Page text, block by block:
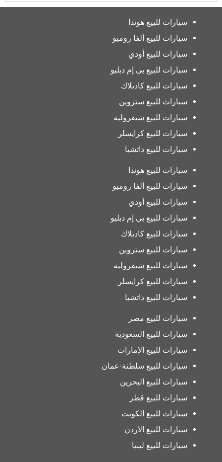
سيارات للبيع هوندا
سيارات للبيع ألفا روميو
سيارات للبيع أودي
سيارات للبيع بي إم دبليو
سيارات للبيع كاديلاك
سيارات للبيع ستروين
سيارات للبيع شيفروليه
سيارات للبيع كرايسلر
سيارات للبيع داتشيا
سيارات للبيع هوندا
سيارات للبيع ألفا روميو
سيارات للبيع أودي
سيارات للبيع بي إم دبليو
سيارات للبيع كاديلاك
سيارات للبيع ستروين
سيارات للبيع شيفروليه
سيارات للبيع كرايسلر
سيارات للبيع داتشيا
سيارات للبيع مصر
سيارات للبيع السعودية
سيارات للبيع الإمارات
سيارات للبيع سلطنة-عمان
سيارات للبيع البحرين
سيارات للبيع قطر
سيارات للبيع الكويت
سيارات للبيع الأردن
سيارات للبيع ليبيا